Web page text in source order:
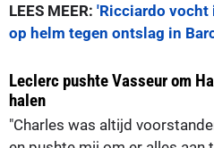
LEES MEER: 'Ricciardo vocht
op helm tegen ontslag in
Leclerc pushte Vasseur om
halen
"Charles was altijd